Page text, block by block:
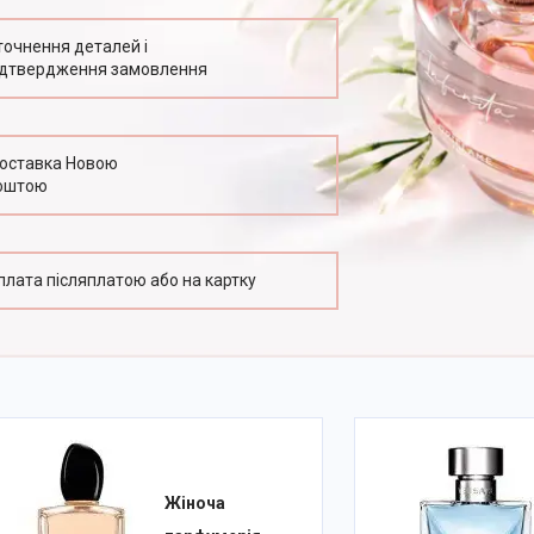
деталей і
замовлення
Новою
післяплатою або на картку
Жіноча